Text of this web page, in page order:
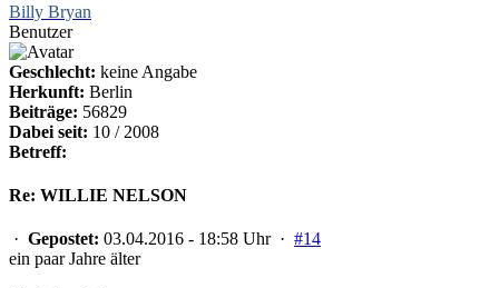
Billy Bryan
Benutzer
Geschlecht: keine Angabe
Herkunft: Berlin
Beiträge: 56829
Dabei seit: 10 / 2008
Betreff:
Re: WILLIE NELSON
· Gepostet: 03.04.2016 - 18:58 Uhr · #14
ein paar Jahre älter